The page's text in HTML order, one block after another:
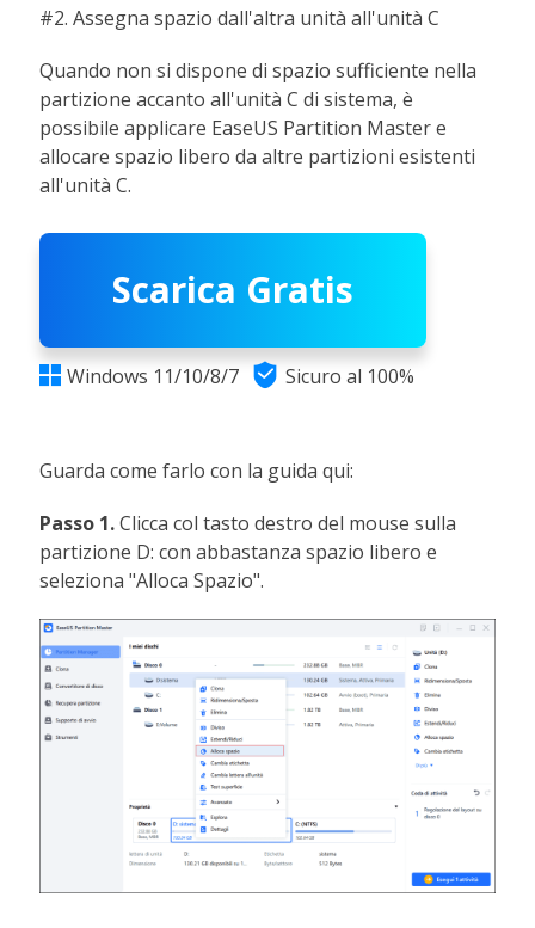
#2. Assegna spazio dall'altra unità all'unità C
Quando non si dispone di spazio sufficiente nella
partizione accanto all'unità C di sistema, è
possibile applicare EaseUS Partition Master e
allocare spazio libero da altre partizioni esistenti
all'unità C.
Scarica Gratis
 Windows 11/10/8/7  Sicuro al 100%
Guarda come farlo con la guida qui:
Passo 1.Clicca col tasto destro del mouse sulla
partizione D: con abbastanza spazio libero e
seleziona "Alloca Spazio".